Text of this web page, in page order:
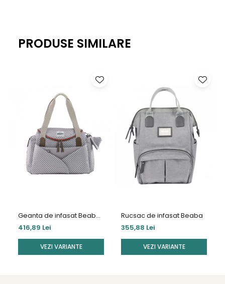
PRODUSE SIMILARE
Geanta de infasat Beaba
Sydney II
416,89 Lei
VEZI VARIANTE
Rucsac de infasat Beaba
355,88 Lei
VEZI VARIANTE